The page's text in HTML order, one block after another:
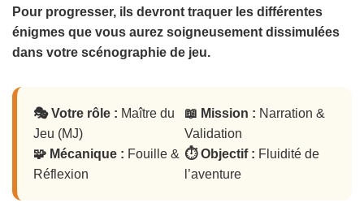
Pour progresser, ils devront traquer les différentes
énigmes que vous aurez soigneusement dissimulées
dans votre scénographie de jeu.
🎭 Votre rôle : Maître du
Jeu (MJ)
📖 Mission : Narration &
Validation
🧩 Mécanique : Fouille &
Réflexion
⏱️ Objectif : Fluidité de
l’aventure